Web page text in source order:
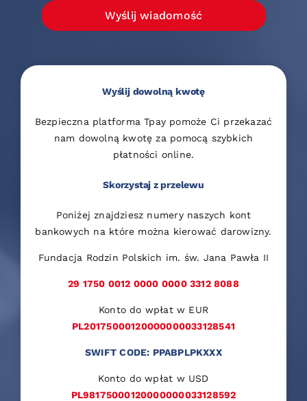
Wyślij wiadomość
Wyślij dowolną kwotę
Bezpieczna platforma Tpay pomoże Ci przekazać
nam dowolną kwotę za pomocą szybkich
płatności online.
Skorzystaj z przelewu
Poniżej znajdziesz numery naszych kont
bankowych na które można kierować darowizny.
Fundacja Rodzin Polskich im. św. Jana Pawła II
29 1750 0012 0000 0000 3312 8088
Konto do wpłat w EUR
PL20175000120000000033128541
SWIFT CODE: PPABPLPKXXX
Konto do wpłat w USD
PL98175000120000000033128592